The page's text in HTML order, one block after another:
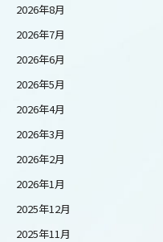
2026年8月
2026年7月
2026年6月
2026年5月
2026年4月
2026年3月
2026年2月
2026年1月
2025年12月
2025年11月